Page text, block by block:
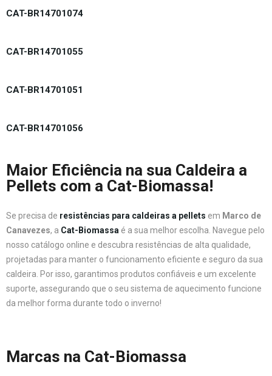
CAT-BR14701074
CAT-BR14701055
CAT-BR14701051
CAT-BR14701056
Maior Eficiência na sua Caldeira a
Pellets com a Cat-Biomassa!
Se precisa de resistências para caldeiras a pellets em Marco de
Canavezes, a Cat-Biomassa é a sua melhor escolha. Navegue pelo
nosso catálogo online e descubra resistências de alta qualidade,
projetadas para manter o funcionamento eficiente e seguro da sua
caldeira. Por isso, garantimos produtos confiáveis e um excelente
suporte, assegurando que o seu sistema de aquecimento funcione
da melhor forma durante todo o inverno!
Marcas na Cat-Biomassa